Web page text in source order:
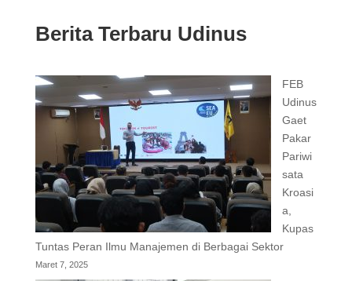
Berita Terbaru Udinus
FEB
Udinus
Gaet
Pakar
Pariwi
sata
Kroasi
a,
Kupas
Tuntas Peran Ilmu Manajemen di Berbagai Sektor
Maret 7, 2025